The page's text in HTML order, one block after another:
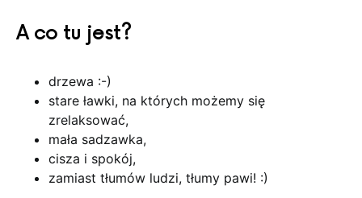
A co tu jest?
drzewa :-)
stare ławki, na których możemy się
zrelaksować,
mała sadzawka,
cisza i spokój,
zamiast tłumów ludzi, tłumy pawi! :)